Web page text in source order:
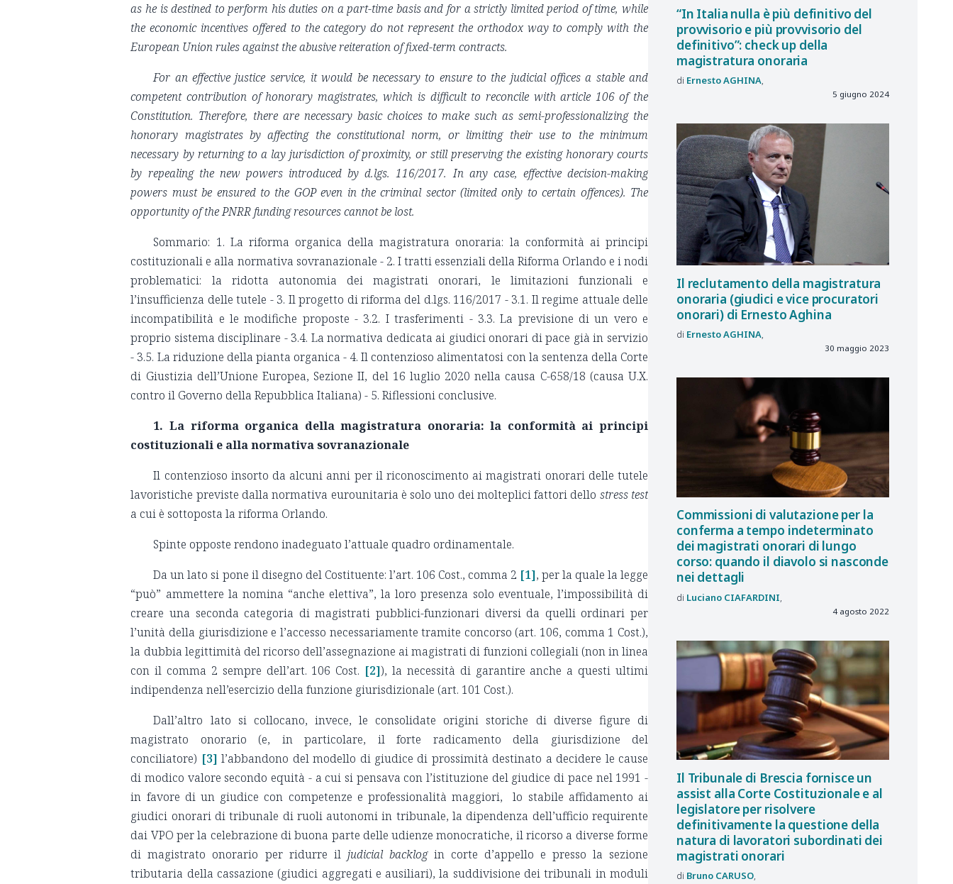
as he is destined to perform his duties on a part-time basis and for a strictly limited period of time, while
the economic incentives offered to the category do not represent the orthodox way to comply with the
European Union rules against the abusive reiteration of fixed-term contracts.
For an effective justice service, it would be necessary to ensure to the judicial offices a stable and
competent contribution of honorary magistrates, which is difficult to reconcile with article 106 of the
Constitution. Therefore, there are necessary basic choices to make such as semi-professionalizing the
honorary magistrates by affecting the constitutional norm, or limiting their use to the minimum
necessary by returning to a lay jurisdiction of proximity, or still preserving the existing honorary courts
by repealing the new powers introduced by d.lgs. 116/2017. In any case, effective decision-making
powers must be ensured to the GOP even in the criminal sector (limited only to certain offences). The
opportunity of the PNRR funding resources cannot be lost.
Sommario: 1. La riforma organica della magistratura onoraria: la conformità ai principi
costituzionali e alla normativa sovranazionale - 2. I tratti essenziali della Riforma Orlando e i nodi
problematici: la ridotta autonomia dei magistrati onorari, le limitazioni funzionali e
l’insufficienza delle tutele - 3. Il progetto di riforma del d.lgs. 116/2017 - 3.1. Il regime attuale delle
incompatibilità e le modifiche proposte - 3.2. I trasferimenti - 3.3. La previsione di un vero e
proprio sistema disciplinare - 3.4. La normativa dedicata ai giudici onorari di pace già in servizio
- 3.5. La riduzione della pianta organica - 4. Il contenzioso alimentatosi con la sentenza della Corte
di Giustizia dell’Unione Europea, Sezione II, del 16 luglio 2020 nella causa C-658/18 (causa U.X.
contro il Governo della Repubblica Italiana) - 5. Riflessioni conclusive.
1. La riforma organica della magistratura onoraria: la conformità ai principi
costituzionali e alla normativa sovranazionale
Il contenzioso insorto da alcuni anni per il riconoscimento ai magistrati onorari delle tutele
lavoristiche previste dalla normativa eurounitaria è solo uno dei molteplici fattori dello stress test
a cui è sottoposta la riforma Orlando.
Spinte opposte rendono inadeguato l’attuale quadro ordinamentale.
Da un lato si pone il disegno del Costituente: l’art. 106 Cost., comma 2 [1], per la quale la legge
“può” ammettere la nomina “anche elettiva”, la loro presenza solo eventuale, l’impossibilità di
creare una seconda categoria di magistrati pubblici-funzionari diversi da quelli ordinari per
l’unità della giurisdizione e l’accesso necessariamente tramite concorso (art. 106, comma 1 Cost.),
la dubbia legittimità del ricorso dell’assegnazione ai magistrati di funzioni collegiali (non in linea
con il comma 2 sempre dell’art. 106 Cost. [2]), la necessità di garantire anche a questi ultimi
indipendenza nell’esercizio della funzione giurisdizionale (art. 101 Cost.).
Dall’altro lato si collocano, invece, le consolidate origini storiche di diverse figure di
magistrato onorario (e, in particolare, il forte radicamento della giurisdizione del
conciliatore) [3] l’abbandono del modello di giudice di prossimità destinato a decidere le cause
di modico valore secondo equità - a cui si pensava con l’istituzione del giudice di pace nel 1991 -
in favore di un giudice con competenze e professionalità maggiori, lo stabile affidamento ai
giudici onorari di tribunale di ruoli autonomi in tribunale, la dipendenza dell’ufficio requirente
dai VPO per la celebrazione di buona parte delle udienze monocratiche, il ricorso a diverse forme
di magistrato onorario per ridurre il judicial backlogin corte d’appello e presso la sezione
tributaria della cassazione (giudici aggregati e ausiliari), la suddivisione dei tribunali in moduli
“In Italia nulla è più definitivo del
provvisorio e più provvisorio del
definitivo”: check up della
magistratura onoraria
ErnestoAGHINA
5 giugno 2024
Il reclutamento della magistratura
onoraria (giudici e vice procuratori
onorari) di Ernesto Aghina
ErnestoAGHINA
30 maggio 2023
Commissioni di valutazione per la
conferma a tempo indeterminato
dei magistrati onorari di lungo
corso: quando il diavolo si nasconde
nei dettagli
Luciano CIAFARDINI
4 agosto 2022
Il Tribunale di Brescia fornisce un
assist alla Corte Costituzionale e al
legislatore per risolvere
definitivamente la questione della
natura di lavoratori subordinati dei
magistrati onorari
Bruno CARUSO